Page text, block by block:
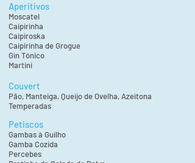
Aperitivos
Moscatel
Caipirinha
Caipiroska
Caipirinha de Grogue
Gin Tónico
Martini
Couvert
Pão, Manteiga, Queijo de Ovelha, Azeitona
Temperadas
Petiscos
Gambas à Guilho
Gamba Cozida
Percebes